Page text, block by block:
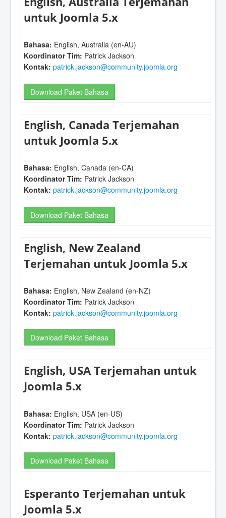
untuk Joomla 5.x
Bahasa: English, Australia (en-AU)
Koordinator Tim: Patrick Jackson
Kontak: patrick.jackson@community.joomla.org
Download Paket Bahasa
English, Canada Terjemahan
untuk Joomla 5.x
Bahasa: English, Canada (en-CA)
Koordinator Tim: Patrick Jackson
Kontak: patrick.jackson@community.joomla.org
Download Paket Bahasa
English, New Zealand
Terjemahan untuk Joomla 5.x
Bahasa: English, New Zealand (en-NZ)
Koordinator Tim: Patrick Jackson
Kontak: patrick.jackson@community.joomla.org
Download Paket Bahasa
English, USA Terjemahan untuk
Joomla 5.x
Bahasa: English, USA (en-US)
Koordinator Tim: Patrick Jackson
Kontak: patrick.jackson@community.joomla.org
Download Paket Bahasa
Esperanto Terjemahan untuk
Joomla 5.x